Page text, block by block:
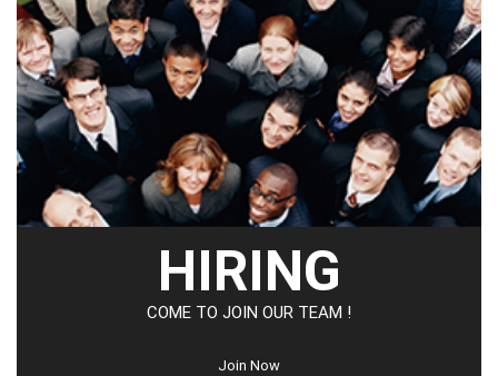
HIRING
COME TO JOIN OUR TEAM !
Join Now